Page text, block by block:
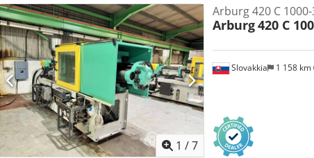
1 /7
Slovakkia 1 158 km
Arburg 420 C
Arburg420 C